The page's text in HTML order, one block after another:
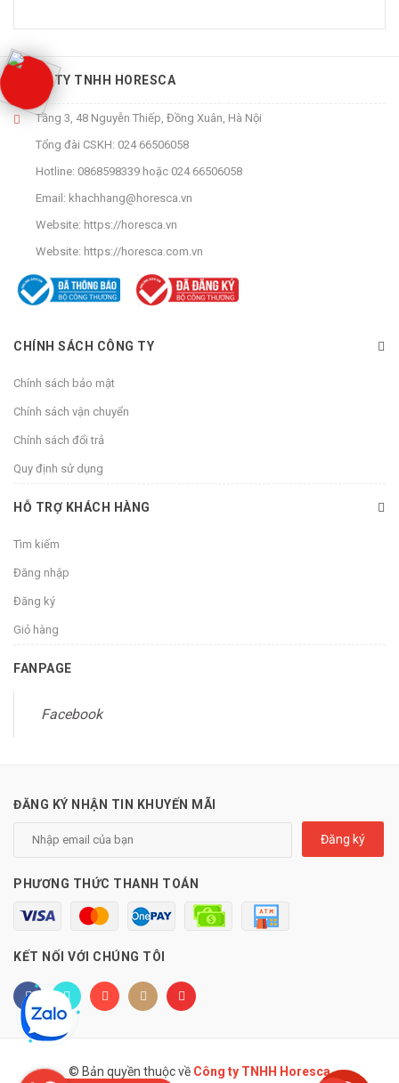
CÔNG TY TNHH HORESCA
Tầng 3, 48 Nguyễn Thiếp, Đồng Xuân, Hà Nội
Tổng đài CSKH: 024 66506058
Hotline: 0868598339 hoặc 024 66506058
Email: khachhang@horesca.vn
Website: https://horesca.vn
Website: https://horesca.com.vn
CHÍNH SÁCH CÔNG TY
Chính sách bảo mật
Chính sách vận chuyển
Chính sách đổi trả
Quy định sử dụng
HỖ TRỢ KHÁCH HÀNG
Tìm kiếm
Đăng nhập
Đăng ký
Giỏ hàng
FANPAGE
Facebook
ĐĂNG KÝ NHẬN TIN KHUYẾN MÃI
Đăng ký
PHƯƠNG THỨC THANH TOÁN
KẾT NỐI VỚI CHÚNG TÔI
© Bản quyền thuộc về Công ty TNHH Horesca